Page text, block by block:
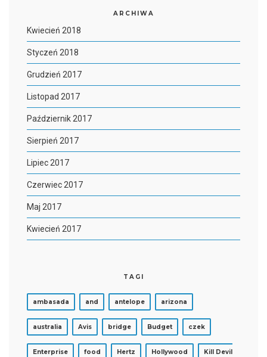
ARCHIWA
Kwiecień 2018
Styczeń 2018
Grudzień 2017
Listopad 2017
Październik 2017
Sierpień 2017
Lipiec 2017
Czerwiec 2017
Maj 2017
Kwiecień 2017
TAGI
ambasada and antelope arizona
australia Avis bridge Budget czek
Enterprise food Hertz Hollywood Kill Devil